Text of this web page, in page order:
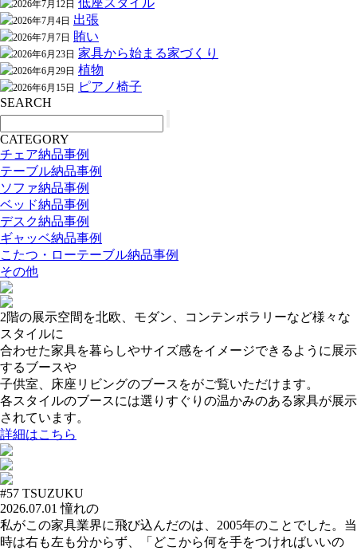
2026年7月12日 低座スタイル
2026年7月4日 出張
2026年7月7日 賄い
2026年6月23日 家具から始まる家づくり
2026年6月29日 植物
2026年6月15日
ピアノ椅子
SEARCH
CATEGORY
チェア納品事例
テーブル納品事例
ソファ納品事例
ベッド納品事例
デスク納品事例
ギャッベ納品事例
こたつ・ローテーブル納品事例
その他
2階の展示空間を北欧、モダン、コンテンポラリーなど様々な
スタイルに
合わせた家具を暮らしやサイズ感をイメージできるように展示
するブースや
子供室、床座リビングのブースをがご覧いただけます。
各スタイルのブースには選りすぐりの温かみのある家具が展示
されています。
詳細はこちら
#57 TSUZUKU
2026.07.01 憧れの
私がこの家具業界に飛び込んだのは、2005年のことでした。当
時は右も左も分からず、「どこから何を手をつければいいの